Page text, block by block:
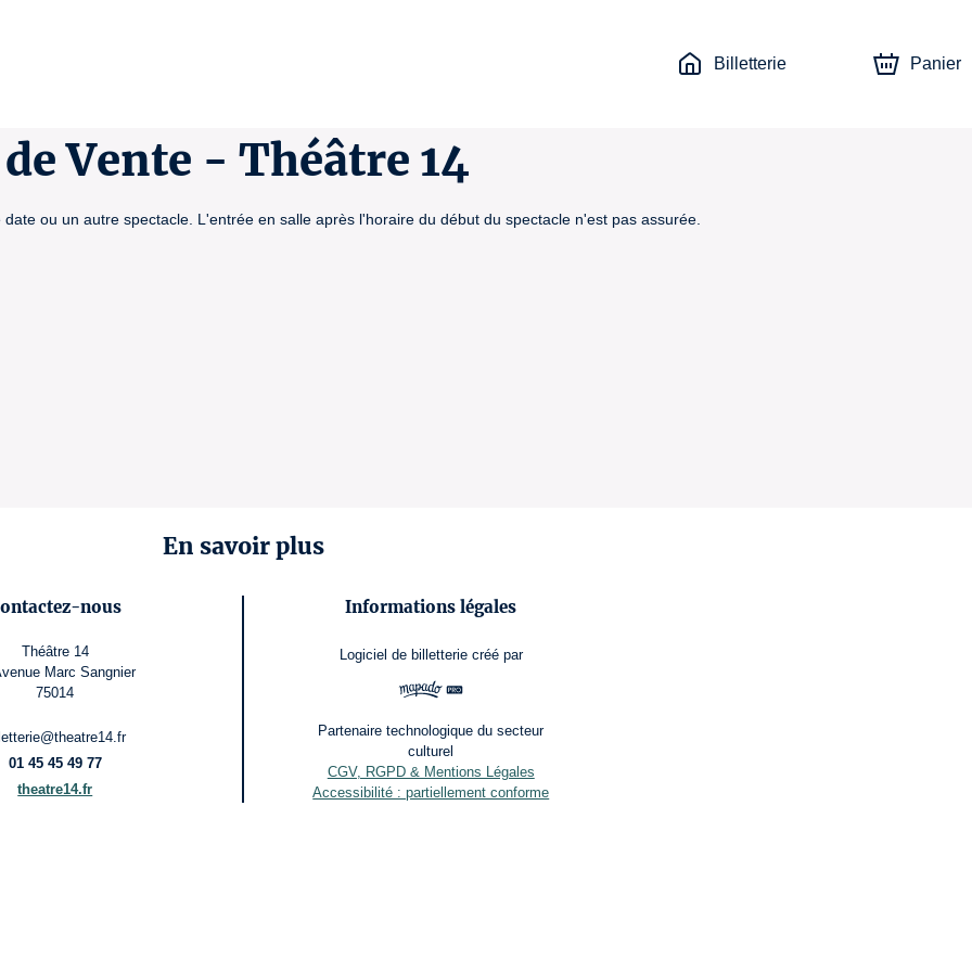
Billetterie Panier
Vente - Théâtre 14
ou un autre spectacle. L'entrée en salle après l'horaire du début du spectacle n'est pas assurée.
En savoir plus
nous
Théâtre 14
Marc Sangnier
75014
01 45 45 49 77
theatre14.fr
Informations légales
Logiciel de billetterie créé par
Partenaire technologique du secteur
culturel
CGV, RGPD & Mentions Légales
Accessibilité : partiellement conforme